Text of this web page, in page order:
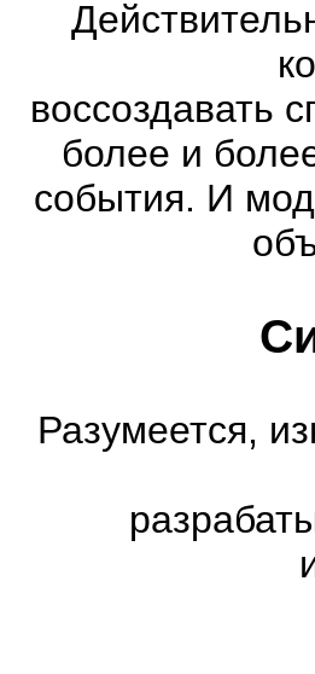
воссоздавать
более и
события. И
Разумеется,